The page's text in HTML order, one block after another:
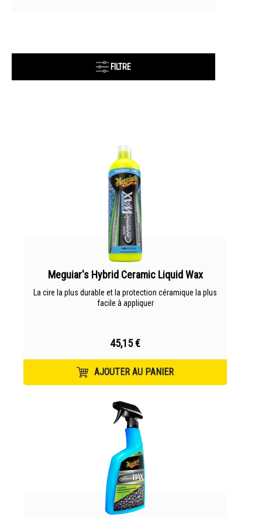
FILTRE
Meguiar's Hybrid Ceramic Liquid Wax
La cire la plus durable et la protection céramique la plus
facile à appliquer
45,15 €
AJOUTER AU PANIER